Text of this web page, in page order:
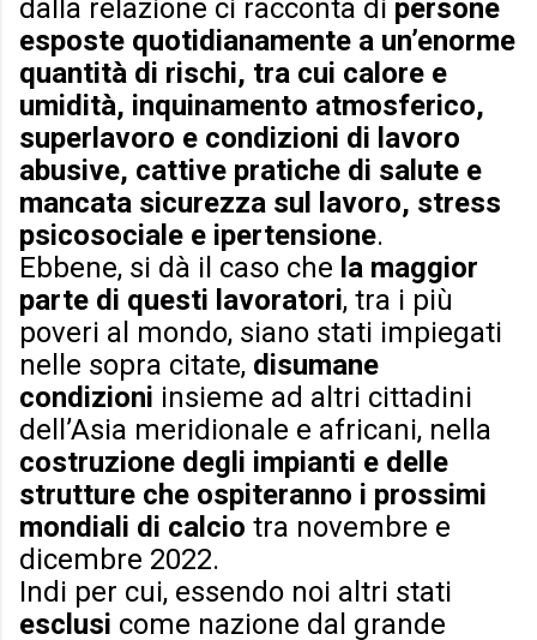
dalla relazione ci racconta di persone
esposte quotidianamente a un’enorme
quantità di rischi, tra cui calore e
umidità, inquinamento atmosferico,
superlavoro e condizioni di lavoro
abusive, cattive pratiche di salute e
mancata sicurezza sul lavoro, stress
psicosociale e ipertensione.
Ebbene, si dà il caso che la maggior
parte di questi lavoratori, tra i più
poveri al mondo, siano stati impiegati
nelle sopra citate, disumane
condizioni insieme ad altri cittadini
dell’Asia meridionale e africani, nella
costruzione degli impianti e delle
strutture che ospiteranno i prossimi
mondiali di calcio tra novembre e
dicembre 2022.
Indi per cui, essendo noi altri stati
esclusi come nazione dal grande